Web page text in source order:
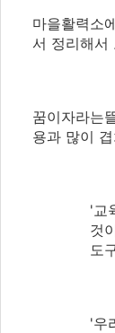
마을활력소
서 정리해서
꿈이자라는
용과 많이
'교
것
도
'우